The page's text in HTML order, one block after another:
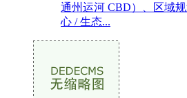
通州运河 CBD）、区域
心 / 生态...